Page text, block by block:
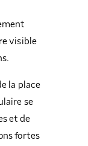
visible
la place
se
et de
fortes